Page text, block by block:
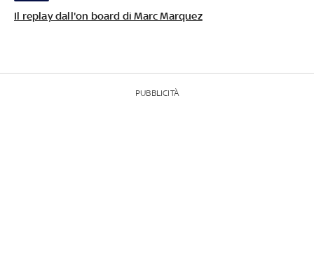
Il replay dall'on board di Marc Marquez
PUBBLICITÀ